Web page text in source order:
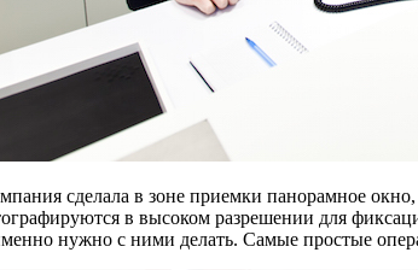
сделала в зоне приемки панорамное
в высоком разрешении для
нужно с ними делать. Самые простые